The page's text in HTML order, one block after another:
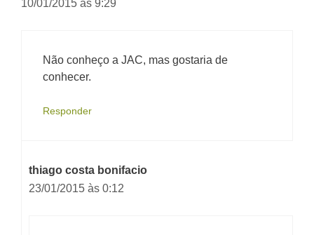
10/01/2015 às 9:29
Não conheço a JAC, mas gostaria de
conhecer.
Responder
thiago costa bonifacio
23/01/2015 às 0:12